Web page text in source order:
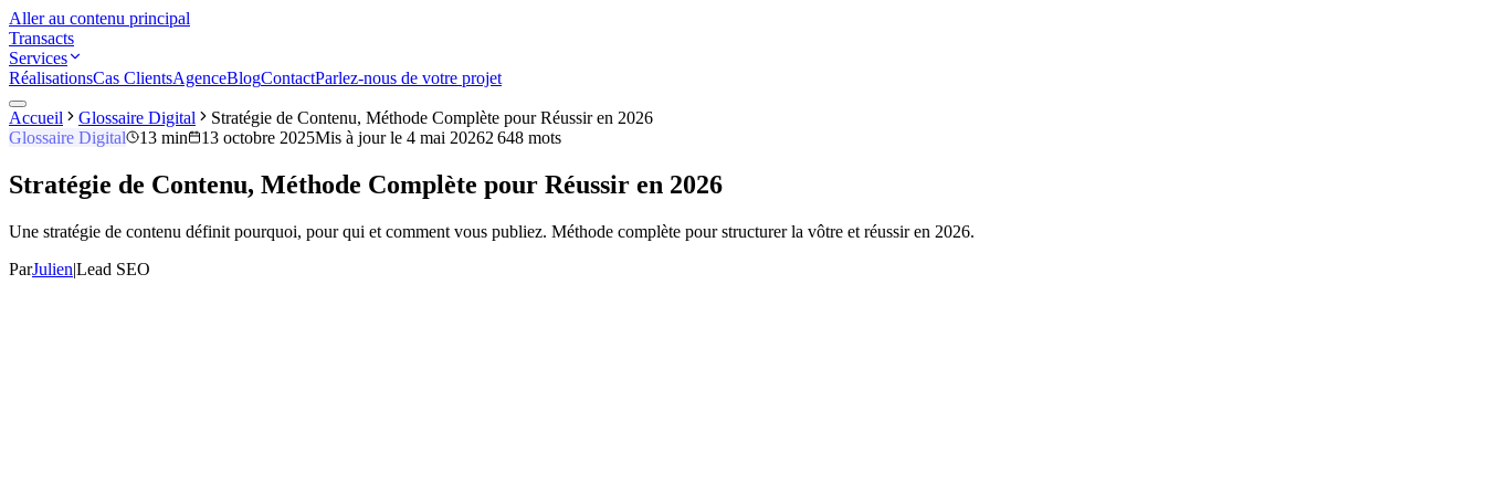
Aller au contenu principal
Transacts
Services
RéalisationsCas ClientsAgenceBlogContactParlez-nous de votre projet
Accueil Glossaire Digital
Stratégie de Contenu, Méthode Complète pour Réussir en 2026
Glossaire Digital
13 min 13 octobre 2025Mis à jour le 4 mai 20262 648 mots
Stratégie de Contenu, Méthode Complète pour Réussir en 2026
Une stratégie de contenu définit pourquoi, pour qui et comment vous publiez. Méthode complète pour structurer la vôtre et réussir en 2026.
ParJulien|Lead SEO